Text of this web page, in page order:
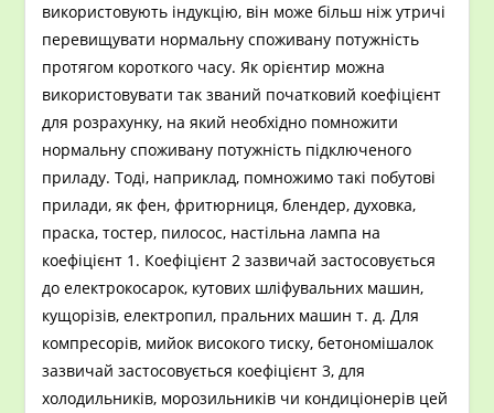
використовують індукцію, він може більш ніж утричі
перевищувати нормальну споживану потужність
протягом короткого часу. Як орієнтир можна
використовувати так званий початковий коефіцієнт
для розрахунку, на який необхідно помножити
нормальну споживану потужність підключеного
приладу. Тоді, наприклад, помножимо такі побутові
прилади, як фен, фритюрниця, блендер, духовка,
праска, тостер, пилосос, настільна лампа на
коефіцієнт 1. Коефіцієнт 2 зазвичай застосовується
до електрокосарок, кутових шліфувальних машин,
кущорізів, електропил, пральних машин т. д. Для
компресорів, мийок високого тиску, бетономішалок
зазвичай застосовується коефіцієнт 3, для
холодильників, морозильників чи кондиціонерів цей